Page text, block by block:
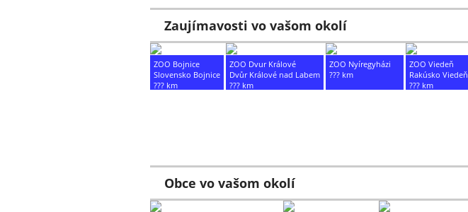
Zaujímavosti vo vašom okolí
ZOO Bojnice
Slovensko Bojnice
??? km
ZOO Dvur Králové
Dvůr Králové nad Labem
??? km
ZOO Nyíregyházi
??? km
ZOO Viedeň
Rakúsko Viedeň
??? km
Obce vo vašom okolí